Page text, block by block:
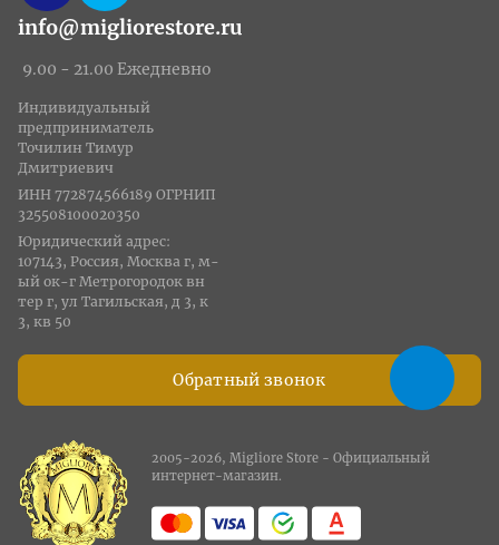
info@migliorestore.ru
9.00 - 21.00 Ежедневно
Обратный звонок
Индивидуальный
предприниматель
Точилин Тимур
Дмитриевич
ИНН 772874566189 ОГРНИП
325508100020350
Юридический адрес:
107143, Россия, Москва г, м-
ый ок-г Метрогородок вн
тер г, ул Тагильская, д 3, к
3, кв 50
2005-2026, Migliore Store - Официальный
интернет-магазин.